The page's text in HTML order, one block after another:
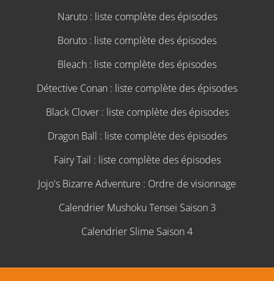
Naruto : liste complète des épisodes
Boruto : liste complète des épisodes
Bleach : liste complète des épisodes
Détective Conan : liste complète des épisodes
Black Clover : liste complète des épisodes
Dragon Ball : liste complète des épisodes
Fairy Tail : liste complète des épisodes
Jojo's Bizarre Adventure : Ordre de visionnage
Calendrier Mushoku Tensei Saison 3
Calendrier Slime Saison 4